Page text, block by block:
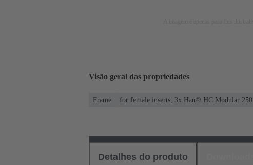
Visão geral das propriedades
Frame for female inserts, 3x Han® HC Modular 250
Detalhes do produto